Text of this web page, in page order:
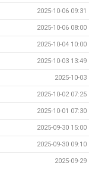
2025-10-06 09:31
2025-10-06 08:00
2025-10-04 10:00
2025-10-03 13:49
2025-10-03
2025-10-02 07:25
2025-10-01 07:30
2025-09-30 15:00
2025-09-30 09:10
2025-09-29